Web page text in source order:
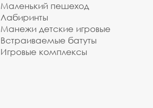
Маленький пешеход
Лабиринты
Манежи детские игровые
Встраиваемые батуты
Игровые комплексы